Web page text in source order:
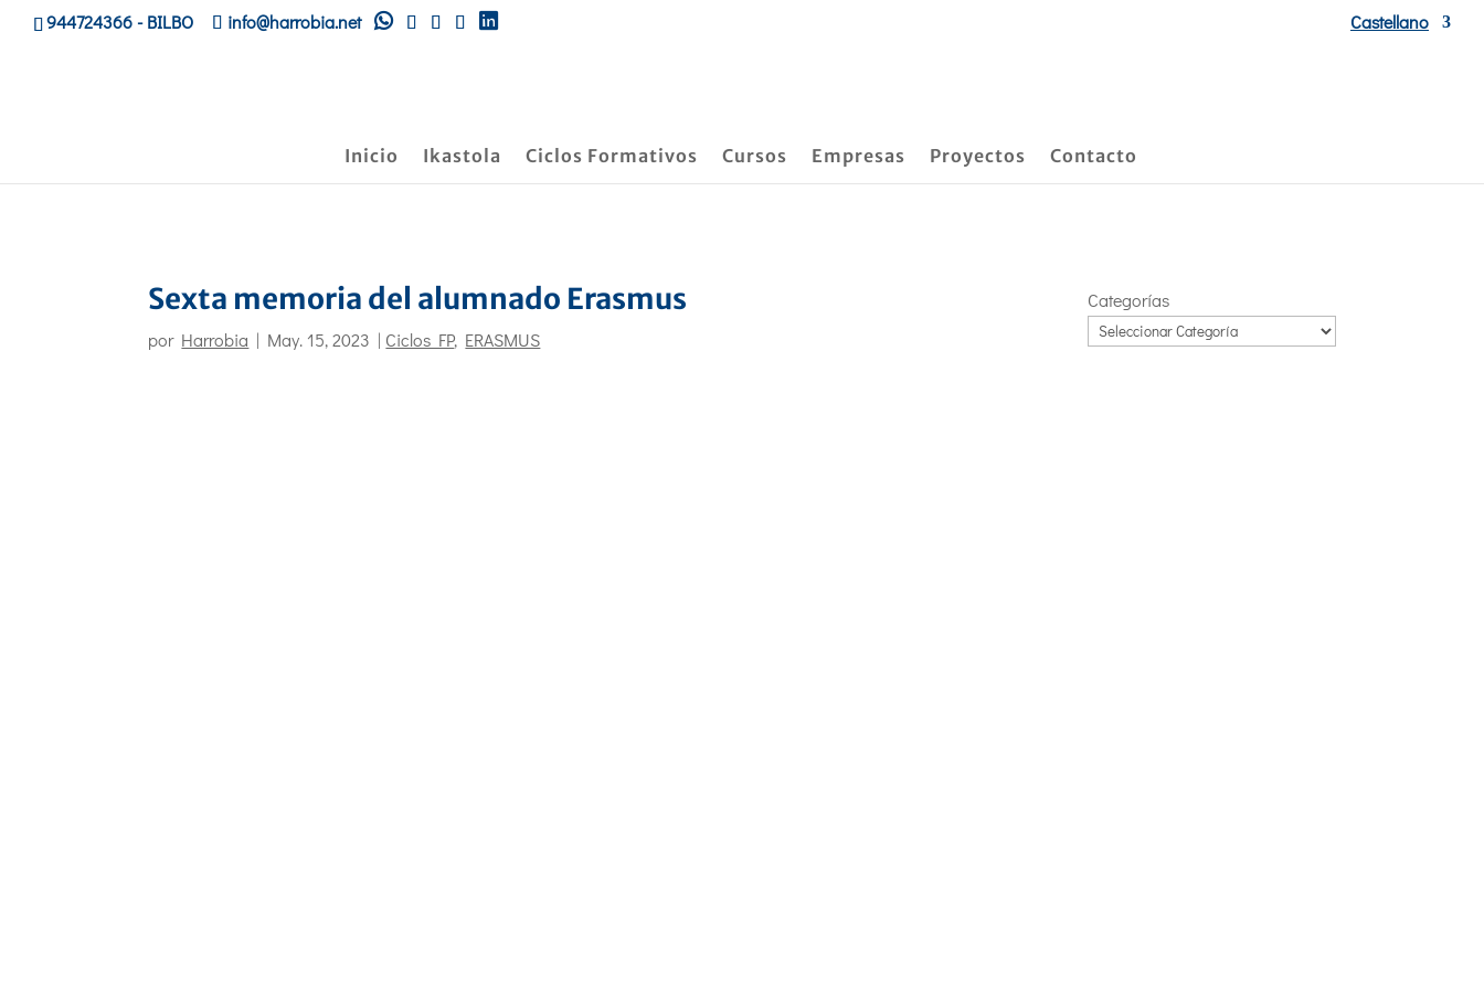
944724366- BILBO info@harrobia.net Castellano
Inicio Ikastola Ciclos Formativos Cursos Empresas Proyectos Contacto
Sexta memoria del alumnado Erasmus
por Harrobia | May. 15, 2023 | Ciclos FP, ERASMUS
Categorías